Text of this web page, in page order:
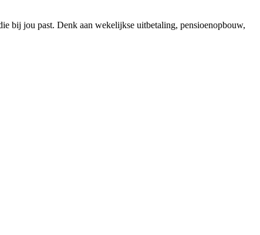
bij jou past. Denk aan wekelijkse uitbetaling, pensioenopbouw,